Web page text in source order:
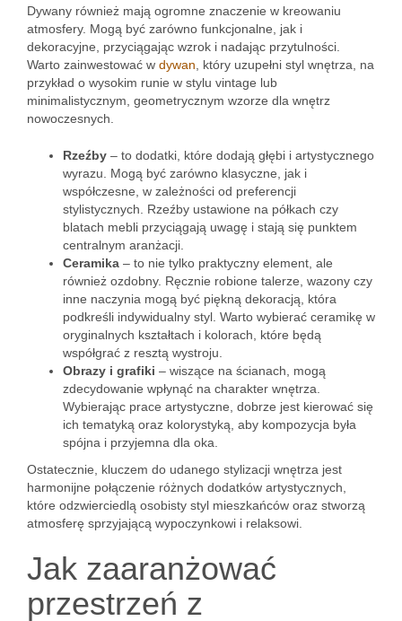
Dywany również mają ogromne znaczenie w kreowaniu
atmosfery. Mogą być zarówno funkcjonalne, jak i
dekoracyjne, przyciągając wzrok i nadając przytulności.
Warto zainwestować w dywan , który uzupełni styl wnętrza, na
przykład o wysokim runie w stylu vintage lub
minimalistycznym, geometrycznym wzorze dla wnętrz
nowoczesnych.
Rzeźby – to dodatki, które dodają głębi i artystycznego
wyrazu. Mogą być zarówno klasyczne, jak i
współczesne, w zależności od preferencji
stylistycznych. Rzeźby ustawione na półkach czy
blatach mebli przyciągają uwagę i stają się punktem
centralnym aranżacji.
Ceramika – to nie tylko praktyczny element, ale
również ozdobny. Ręcznie robione talerze, wazony czy
inne naczynia mogą być piękną dekoracją, która
podkreśli indywidualny styl. Warto wybierać ceramikę w
oryginalnych kształtach i kolorach, które będą
współgrać z resztą wystroju.
Obrazy i grafiki – wiszące na ścianach, mogą
zdecydowanie wpłynąć na charakter wnętrza.
Wybierając prace artystyczne, dobrze jest kierować się
ich tematyką oraz kolorystyką, aby kompozycja była
spójna i przyjemna dla oka.
Ostatecznie, kluczem do udanego stylizacji wnętrza jest
harmonijne połączenie różnych dodatków artystycznych,
które odzwierciedlą osobisty styl mieszkańców oraz stworzą
atmosferę sprzyjającą wypoczynkowi i relaksowi.
Jak zaaranżować
przestrzeń z